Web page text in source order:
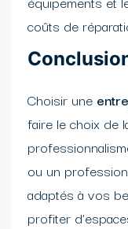
coûts de
Choisir une
faire le choix de
ou un
adaptés à vos
profiter